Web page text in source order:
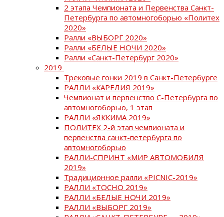
2 этапа Чемпионата и Первенства Санкт-
Петербурга по автомногоборью «Политех
2020»
Ралли «ВЫБОРГ 2020»
Ралли «БЕЛЫЕ НОЧИ 2020»
Ралли «Санкт-Петербург 2020»
2019
Трековые гонки 2019 в Санкт-Петербурге
РАЛЛИ «КАРЕЛИЯ 2019»
Чемпионат и первенство С-Петербурга по
автомногоборью, 1 этап
РАЛЛИ «ЯККИМА 2019»
ПОЛИТЕХ 2-й этап чемпионата и
первенства санкт-петербурга по
автомногоборью
РАЛЛИ-СПРИНТ «МИР АВТОМОБИЛЯ
2019»
Традиционное ралли «PICNIC-2019»
РАЛЛИ «ТОСНО 2019»
РАЛЛИ «БЕЛЫЕ НОЧИ 2019»
РАЛЛИ «ВЫБОРГ 2019»